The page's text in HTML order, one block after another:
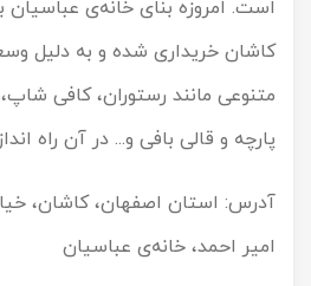
است. امروزه بنای خانه‌ی
کاشان خریداری شده و به دلیل
متنوعی مانند رستوران، کافی
پارچه و قالی بافی و... در آن راه
آدرس: استان اصفهان، کاشان،
امیر احمد، خانه‌ی عباسیان